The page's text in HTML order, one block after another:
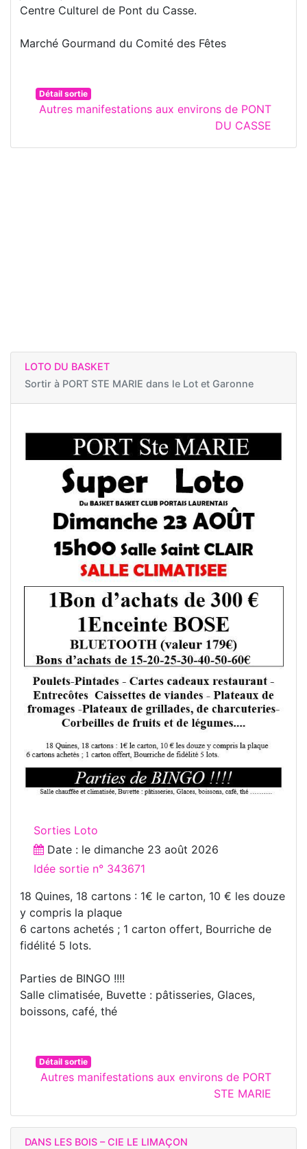
Centre Culturel de Pont du Casse.
Marché Gourmand du Comité des Fêtes
Détail sortie
Autres manifestations aux environs de PONT
DU CASSE
LOTO DU BASKET
Sortir à PORT STE MARIE dans le Lot et Garonne
Sorties Loto
Date : le dimanche 23 août 2026
Idée sortie n° 343671
18 Quines, 18 cartons : 1€ le carton, 10 € les douze
y compris la plaque
6 cartons achetés ; 1 carton offert, Bourriche de
fidélité 5 lots.
Parties de BINGO !!!!
Salle climatisée, Buvette : pâtisseries, Glaces,
boissons, café, thé
Détail sortie
Autres manifestations aux environs de PORT
STE MARIE
DANS LES BOIS – CIE LE LIMAÇON